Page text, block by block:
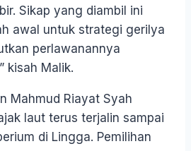
Sikap yang diambil ini
awal untuk strategi gerilya
perlawanannya
kisah Malik.
Mahmud Riayat Syah
laut terus terjalin sampai
di Lingga. Pemilihan